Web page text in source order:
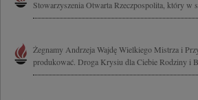
Stowarzyszenia Otwarta Rzeczpospolita, który w
Żegnamy Andrzeja Wajdę Wielkiego Mistrza i
produkować. Droga Krysiu dla Ciebie Rodziny i